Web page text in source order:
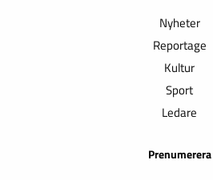
Nyheter
Reportage
Kultur
Sport
Ledare
Prenumerera